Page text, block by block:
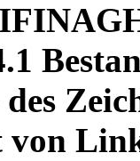
des